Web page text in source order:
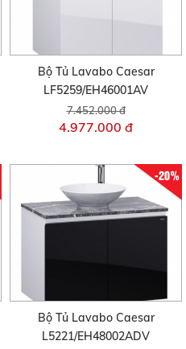
Bộ Tủ Lavabo Caesar
LF5259/EH46001AV
7.452.000 đ
4.977.000 đ
-20%
Bộ Tủ Lavabo Caesar
L5221/EH48002ADV